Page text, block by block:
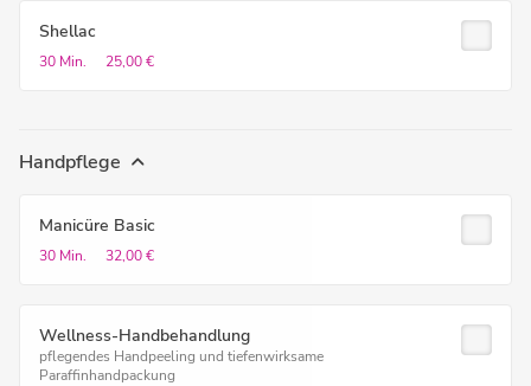
Shellac
30 Min. 25,00 €
Handpflege
Manicüre Basic
30 Min. 32,00 €
Wellness-Handbehandlung
pflegendes Handpeeling und tiefenwirksame
Paraffinhandpackung